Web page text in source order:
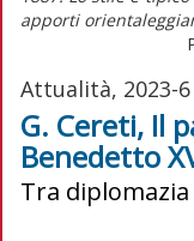
apporti
Attualità, 2023-6
G. Cereti, Il
Benedetto
Tra